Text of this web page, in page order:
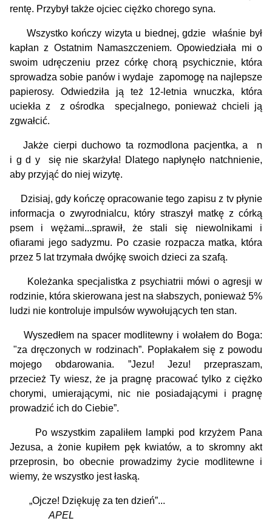
rentę. Przybył także ojciec ciężko chorego syna.
Wszystko kończy wizyta u biednej, gdzie właśnie był
kapłan z Ostatnim Namaszczeniem. Opowiedziała mi o
swoim udręczeniu przez córkę chorą psychicznie, która
sprowadza sobie panów i wydaje zapomogę na najlepsze
papierosy. Odwiedziła ją też 12-letnia wnuczka, która
uciekła z z ośrodka specjalnego, ponieważ chcieli ją
zgwałcić.
Jakże cierpi duchowo ta rozmodlona pacjentka, a n
i g d y się nie skarżyła! Dlatego napłynęło natchnienie,
aby przyjąć do niej wizytę.
Dzisiaj, gdy kończę opracowanie tego zapisu z tv płynie
informacja o zwyrodnialcu, który straszył matkę z córką
psem i wężami...sprawił, że stali się niewolnikami i
ofiarami jego sadyzmu. Po czasie rozpacza matka, która
przez 5 lat trzymała dwójkę swoich dzieci za szafą.
Koleżanka specjalistka z psychiatrii mówi o agresji w
rodzinie, która skierowana jest na słabszych, ponieważ 5%
ludzi nie kontroluje impulsów wywołujących ten stan.
Wyszedłem na spacer modlitewny i wołałem do Boga:
"za dręczonych w rodzinach”. Popłakałem się z powodu
mojego obdarowania. ”Jezu! Jezu! przepraszam,
przecież Ty wiesz, że ja pragnę pracować tylko z ciężko
chorymi, umierającymi, nic nie posiadającymi i pragnę
prowadzić ich do Ciebie”.
Po wszystkim zapaliłem lampki pod krzyżem Pana
Jezusa, a żonie kupiłem pęk kwiatów, a to skromny akt
przeprosin, bo obecnie prowadzimy życie modlitewne i
wiemy, że wszystko jest łaską.
„Ojcze! Dziękuję za ten dzień”...
APEL